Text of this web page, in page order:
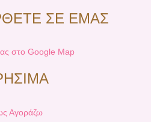
ΣΕ ΕΜΑΣ
στο Google Map
Αγοράζω